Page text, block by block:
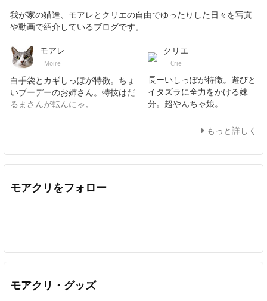
我が家の猫達、モアレとクリエの自由でゆったりした日々を写真
や動画で紹介しているブログです。
モアレ
Moire
白手袋とカギしっぽが特徴。ちょ
いブーデーのお姉さん。特技はだ
るまさんが転んにゃ。
クリエ
Crie
長ーいしっぽが特徴。遊びと
イタズラに全力をかける妹
分。超やんちゃ娘。
もっと詳しく
モアクリをフォロー
モアクリ・グッズ